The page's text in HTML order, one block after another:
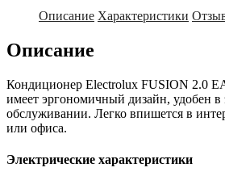
Описание Характеристики
Описание
Кондиционер Electrolux FUSION 2.0
имеет эргономичный дизайн, удобен в
обслуживании. Легко впишется в
или офиса.
Электрические характеристики